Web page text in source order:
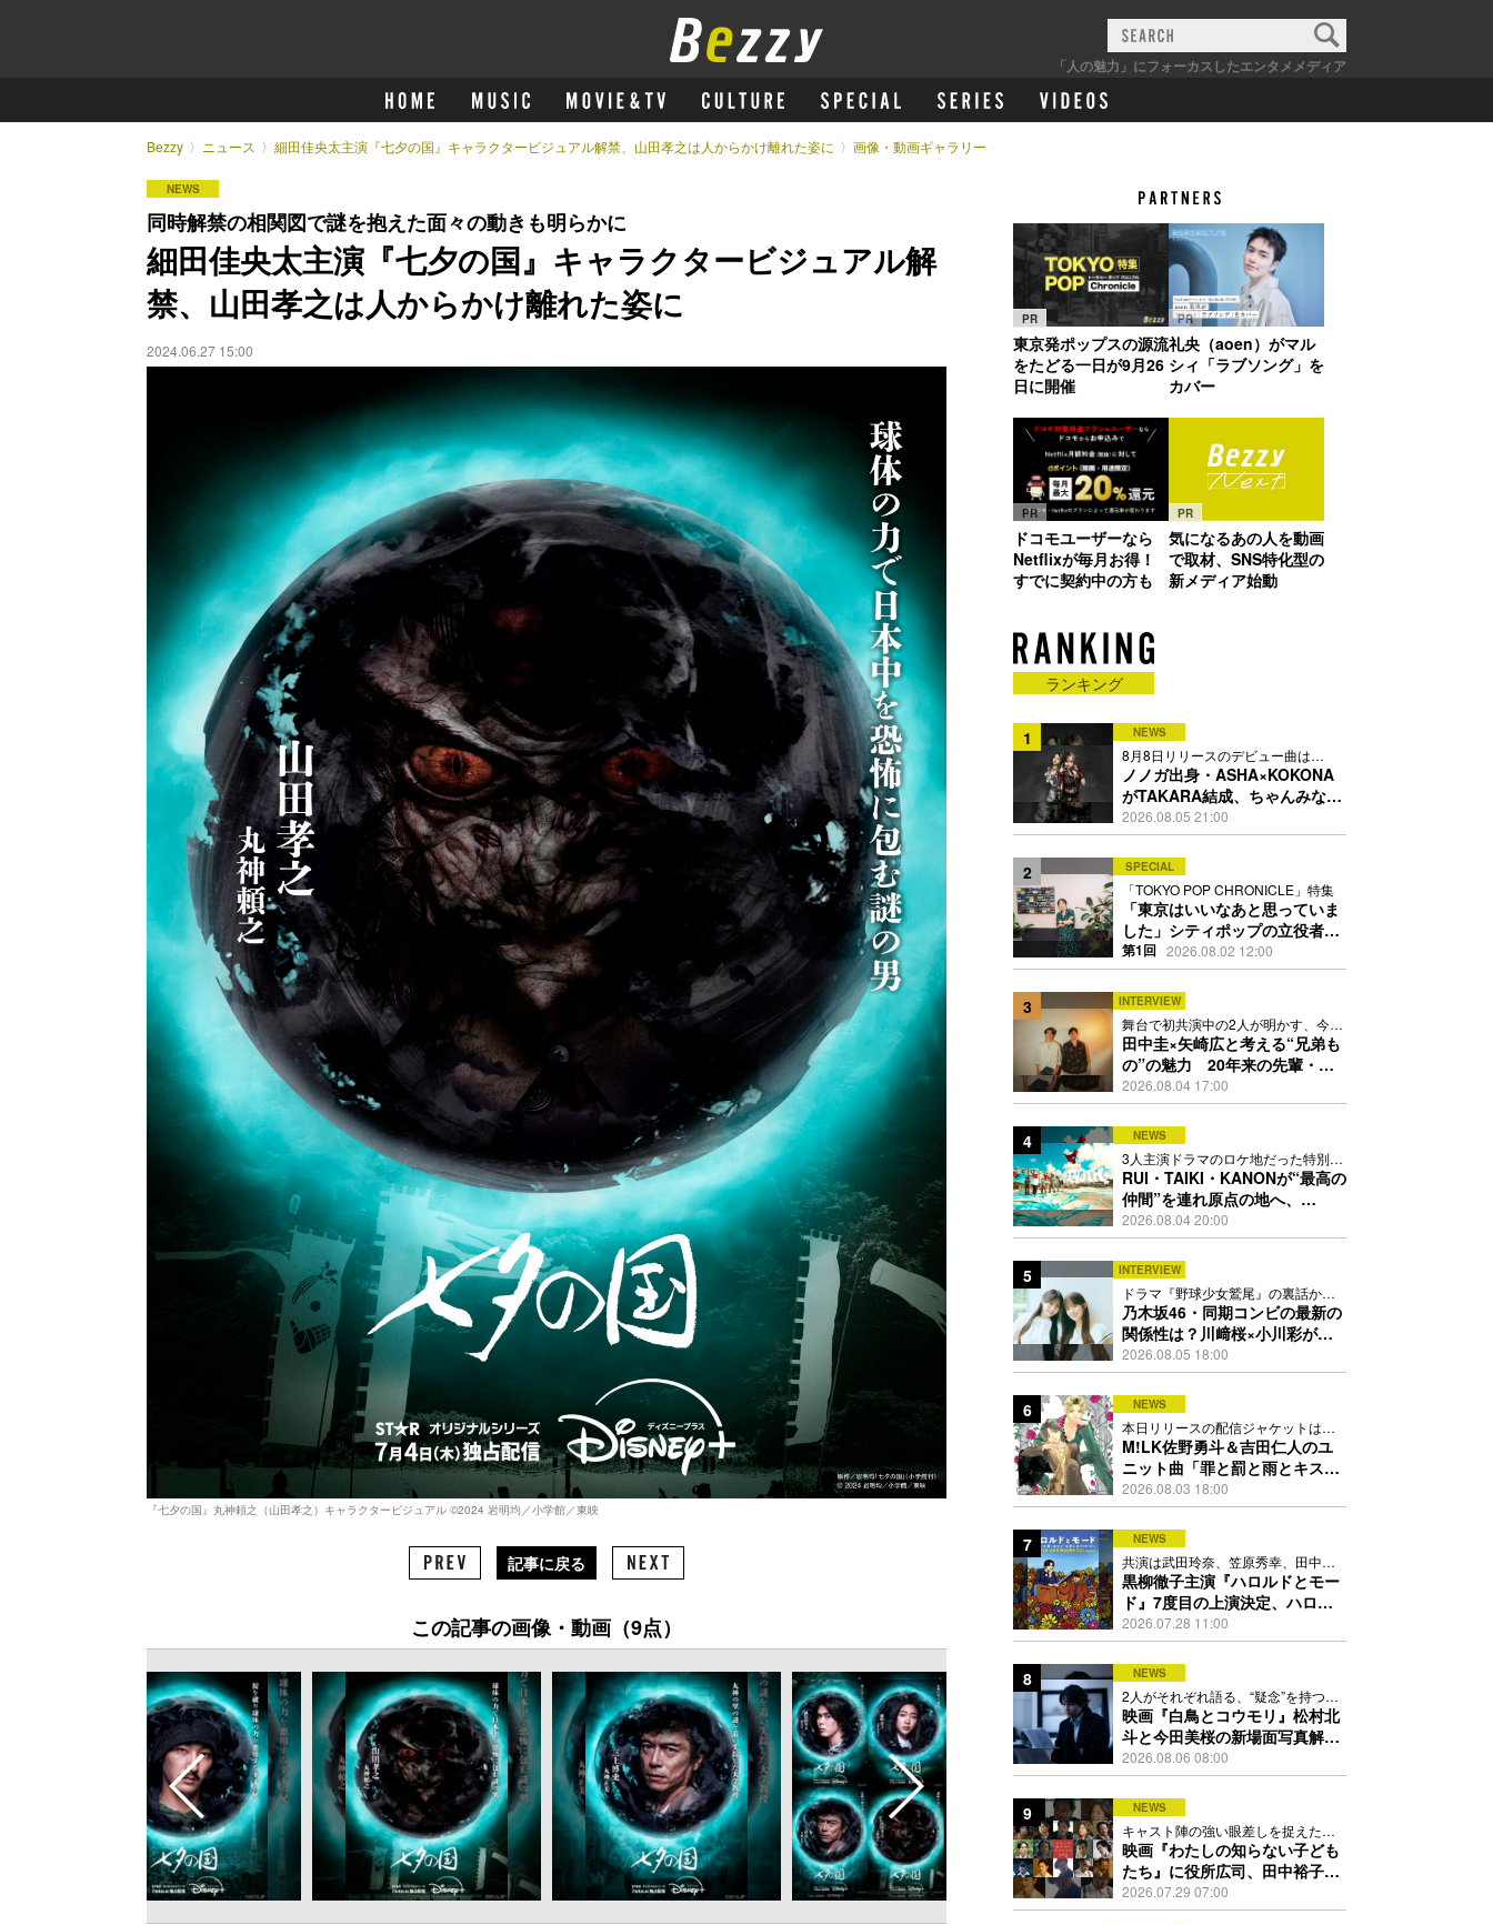
「人の魅力」にフォーカスしたエンタメメディア
Bezzy ニュース 細田佳央太主演『七夕の国』キャラクタービジュアル解禁、山田孝之は人からかけ離れた姿に 画像・動画ギャラリー
NEWS
同時解禁の相関図で謎を抱えた面々の動きも明らかに
細田佳央太主演『七夕の国』キャラクタービジュアル解
禁、山田孝之は人からかけ離れた姿に
2024.06.27 15:00
『七夕の国』丸神頼之（山田孝之）キャラクタービジュアル ©︎2024 岩明均／小学館／東映
記事に戻る
この記事の画像・動画（9点）
PR
東京発ポップスの源流
をたどる一日が9月26
日に開催
PR
礼央（aoen）がマル
シィ「ラブソング」を
カバー
PR
ドコモユーザーなら
Netflixが毎月お得！
すでに契約中の方も
PR
気になるあの人を動画
で取材、SNS特化型の
新メディア始動
ランキング
1 NEWS
8月8日リリースのデビュー曲は
「Time is money」
ノノガ出身・ASHA×KOKONA
がTAKARA結成、ちゃんみな主
宰レーベル第2弾アーティスト
に
2026.08.05 21:00
2 SPECIAL
「TOKYO POP CHRONICLE」特集
「東京はいいなあと思っていま
した」シティポップの立役者・
伊藤銀次の名曲回想録
第1回 2026.08.02 12:00
3 INTERVIEW
舞台で初共演中の2人が明かす、今の
自分をつくる恩人の存在
田中圭×矢崎広と考える“兄弟も
の”の魅力 20年来の先輩・後
輩が初めて見つけた互いの共通
点とは
2026.08.04 17:00
4 NEWS
3人主演ドラマのロケ地だった特別な
場所で撮影を敢行
RUI・TAIKI・KANONが“最高の
仲間”を連れ原点の地へ、
STARGLOW「GOTH」ダンス
映像公開
2026.08.04 20:00
5 INTERVIEW
ドラマ『野球少女鷲尾』の裏話から
隠れた素顔にたっぷり迫る
乃木坂46・同期コンビの最新の
関係性は？川﨑桜×小川彩が明
かす互いの推しポイント
2026.08.05 18:00
6 NEWS
本日リリースの配信ジャケットは
PEACH-PITが描き下ろし
M!LK佐野勇斗＆吉田仁人のユ
ニット曲「罪と罰と雨とキス」
MV公開、2人が霧雨と共に舞い
踊る
2026.08.03 18:00
7 NEWS
共演は武田玲奈、笠原秀幸、田中要
次、井川遥
黒柳徹子主演『ハロルドとモー
ド』7度目の上演決定、ハロル
ド役はKEY TO LIT岩﨑大昇
2026.07.28 11:00
8 NEWS
2人がそれぞれ語る、“疑念”を持つこ
との苦しさとは
映画『白鳥とコウモリ』松村北
斗と今田美桜の新場面写真解
禁、事件前後で一変する表情捉
えた全4点
2026.08.06 08:00
9 NEWS
キャスト陣の強い眼差しを捉えたポ
スター、本予告も解禁
映画『わたしの知らない子ども
たち』に役所広司、田中裕子、
岡田准一、吉田羊、坂東龍汰ら
13人
2026.07.29 07:00